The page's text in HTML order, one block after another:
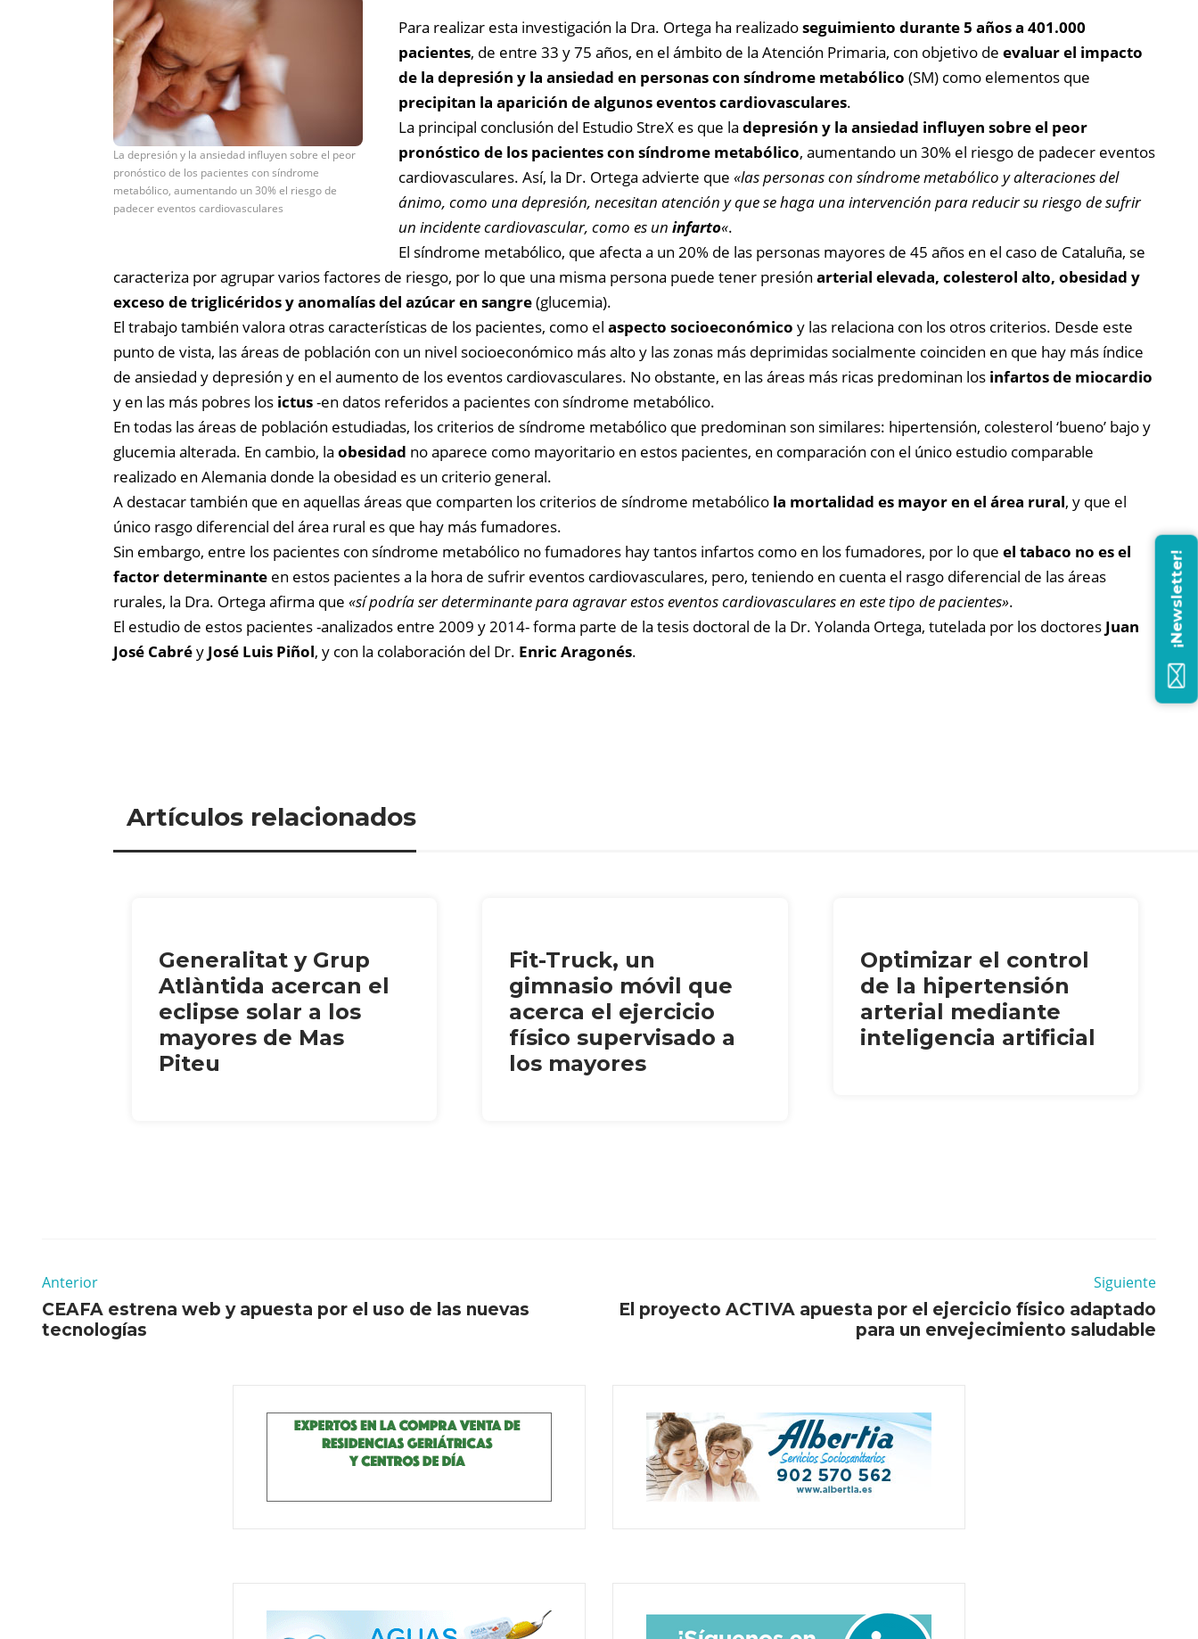
La depresión y la ansiedad influyen sobre el peor
pronóstico de los pacientes con síndrome
metabólico, aumentando un 30% el riesgo de
padecer eventos cardiovasculares
Para realizar esta investigación la Dra. Ortega ha realizadoseguimiento durante 5 años a 401.000
pacientes, de entre 33 y 75 años, en el ámbito de la Atención Primaria, con objetivo de evaluar el impacto
de la depresión y la ansiedad en personas con síndrome metabólico (SM) como elementos que
precipitan la aparición de algunos eventos cardiovasculares.
La principal conclusión del Estudio StreX es que la depresión y la ansiedad influyen sobre el peor
pronóstico de los pacientes con síndrome metabólico, aumentando un 30% el riesgo de padecer eventos
cardiovasculares. Así, la Dr. Ortega advierte que «las personas con síndrome metabólico y alteraciones del
ánimo, como una depresión, necesitan atención y que se haga una intervención para reducir su riesgo de sufrir
un incidente cardiovascular, como es un infarto«.
El síndrome metabólico, que afecta a un 20% de las personas mayores de 45 años en el caso de Cataluña, se
caracteriza por agrupar varios factores de riesgo, por lo que una misma persona puede tener presión arterial elevada, colesterol alto, obesidad y
exceso de triglicéridos y anomalías del azúcar en sangre(glucemia).
El trabajo también valora otras características de los pacientes, como el aspecto socioeconómico y las relaciona con los otros criterios. Desde este
punto de vista, las áreas de población con un nivel socioeconómico más alto y las zonas más deprimidas socialmente coinciden en que hay más índice
de ansiedad y depresión y en el aumento de los eventos cardiovasculares. No obstante, en las áreas más ricas predominan los infartos de miocardio
y en las más pobres los ictus-en datos referidos a pacientes con síndrome metabólico.
En todas las áreas de población estudiadas, los criterios de síndrome metabólico que predominan son similares: hipertensión, colesterol ‘bueno’ bajo y
glucemia alterada. En cambio, la obesidad no aparece como mayoritario en estos pacientes, en comparación con el único estudio comparable
realizado en Alemania donde la obesidad es un criterio general.
A destacar también que en aquellas áreas que comparten los criterios de síndrome metabólico la mortalidad es mayor en el área rural, y que el
único rasgo diferencial del área rural es que hay más fumadores.
Sin embargo, entre los pacientes con síndrome metabólico no fumadores hay tantos infartos como en los fumadores, por lo que el tabaco no es el
factor determinante en estos pacientes a la hora de sufrir eventos cardiovasculares, pero, teniendo en cuenta el rasgo diferencial de las áreas
rurales, la Dra. Ortega afirma que «sí podría ser determinante para agravar estos eventos cardiovasculares en este tipo de pacientes».
El estudio de estos pacientes -analizados entre 2009 y 2014- forma parte de la tesis doctoral de la Dr. Yolanda Ortega, tutelada por los doctores Juan
José Cabréy José Luis Piñol, y con la colaboración del Dr. Enric Aragonés.
Artículos relacionados
Generalitat y Grup
Atlàntida acercan el
eclipse solar a los
mayores de Mas
Piteu
Fit-Truck, un
gimnasio móvil que
acerca el ejercicio
físico supervisado a
los mayores
Optimizar el control
de la hipertensión
arterial mediante
inteligencia artificial
Anterior
CEAFA estrena web y apuesta por el uso de las nuevas
tecnologías
Siguiente
El proyecto ACTIVA apuesta por el ejercicio físico adaptado
para un envejecimiento saludable
¡Newsletter!